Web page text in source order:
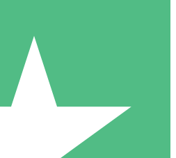
10 Downloads
20 00